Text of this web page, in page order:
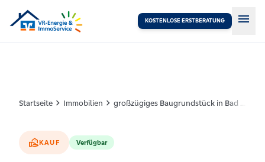
KOSTENLOSE ERSTBERATUNG menu
Startseite chevron_right Immobilien chevron_right großzügiges Baugrundstück in Bad Brückenau
real_estate_agentKAUF Verfügbar